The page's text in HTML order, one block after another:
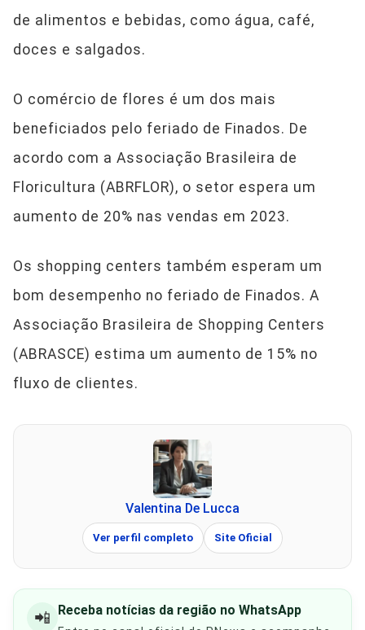
de alimentos e bebidas, como água, café,
doces e salgados.
O comércio de flores é um dos mais
beneficiados pelo feriado de Finados. De
acordo com a Associação Brasileira de
Floricultura (ABRFLOR), o setor espera um
aumento de 20% nas vendas em 2023.
Os shopping centers também esperam um
bom desempenho no feriado de Finados. A
Associação Brasileira de Shopping Centers
(ABRASCE) estima um aumento de 15% no
fluxo de clientes.
Valentina De Lucca
Ver perfil completo Site Oficial
📲 Receba notícias da região no WhatsApp